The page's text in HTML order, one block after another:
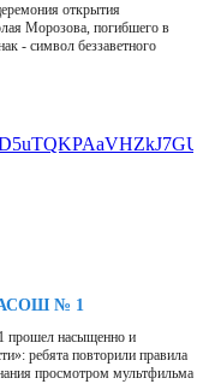
открытия
Морозова, погибшего в
- символ беззаветного
АСОШ № 1
насыщенно и
ребята повторили правила
просмотром мультфильма